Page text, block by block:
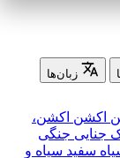
زبان‌ها
اکشن اکشن،
جنایی جنگی
سفید سیاه و